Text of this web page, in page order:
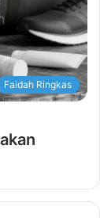
Faidah Ringkas